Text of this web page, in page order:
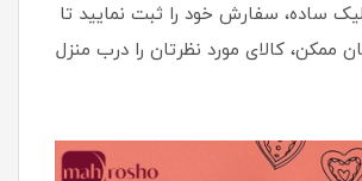
ساده، سفارش خود را ثبت نمایید تا
ممکن، کالای مورد نظرتان را درب منزل